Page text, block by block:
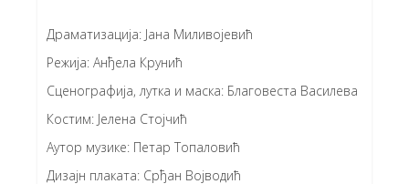
Драматизација: Јана Миливојевић
Режија: Анђела Крунић
Сценографија, лутка и маска: Благовеста Василева
Костим: Јелена Стојчић
Аутор музике: Петар Топаловић
Дизајн плаката: Срђан Војводић